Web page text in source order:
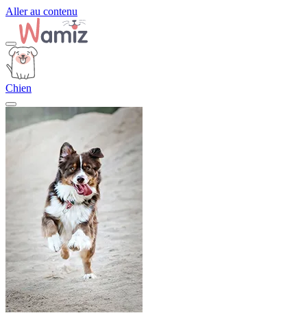
Aller au contenu
Chien